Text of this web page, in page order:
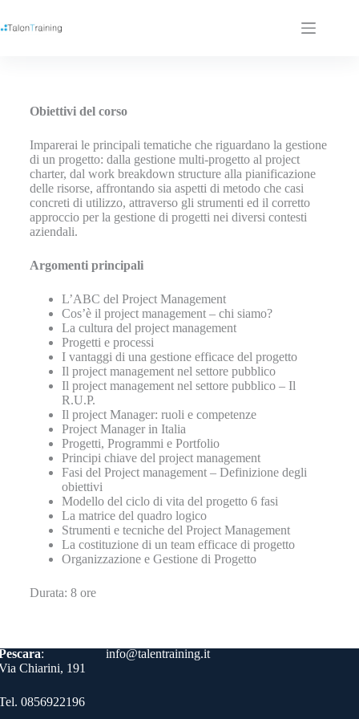
Obiettivi del corso
Imparerai le principali tematiche che riguardano la gestione
di un progetto: dalla gestione multi-progetto al project
charter, dal work breakdown structure alla pianificazione
delle risorse, affrontando sia aspetti di metodo che casi
concreti di utilizzo, attraverso gli strumenti ed il corretto
approccio per la gestione di progetti nei diversi contesti
aziendali.
Argomenti principali
L’ABC del Project Management
Cos’è il project management – chi siamo?
La cultura del project management
Progetti e processi
I vantaggi di una gestione efficace del progetto
Il project management nel settore pubblico
Il project management nel settore pubblico – Il
R.U.P.
Il project Manager: ruoli e competenze
Project Manager in Italia
Progetti, Programmi e Portfolio
Principi chiave del project management
Fasi del Project management – Definizione degli
obiettivi
Modello del ciclo di vita del progetto 6 fasi
La matrice del quadro logico
Strumenti e tecniche del Project Management
La costituzione di un team efficace di progetto
Organizzazione e Gestione di Progetto
Durata: 8 ore
info@talentraining.it
:
Chiarini, 191
0856922196